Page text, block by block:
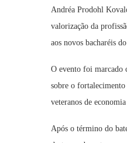
Andréa Prodohl
valorização da
aos novos bacharéis
O evento foi marcado
sobre o fortalecimento
veteranos de
Após o término do